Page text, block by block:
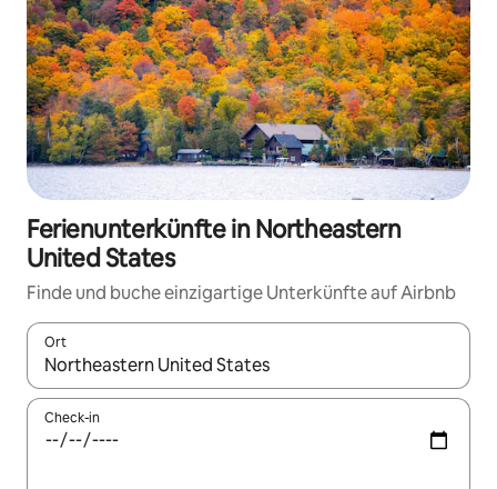
Ferienunterkünfte in Northeastern
United States
Finde und buche einzigartige Unterkünfte auf Airbnb
Ort
Wenn Ergebnisse verfügbar sind, navigiere mit den
Check-in